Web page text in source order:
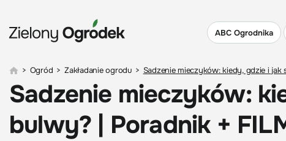
ABC Ogrodnika
> Ogród > Zakładanie ogrodu > Sadzenie mieczyków: kiedy, gdzie i jak
Sadzenie mieczyków:
bulwy? | Poradnik +